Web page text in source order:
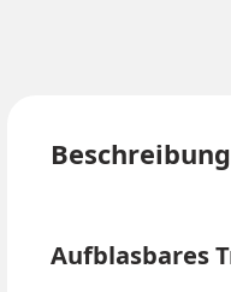
Beschreibung
Aufblasbares